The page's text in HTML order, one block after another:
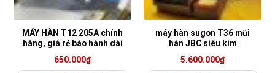
MÁY HÀN T12 205A chính
hãng, giá rẻ bào hành dài
650.000₫
máy hàn sugon T36 mũi
hàn JBC siêu kim
5.600.000₫